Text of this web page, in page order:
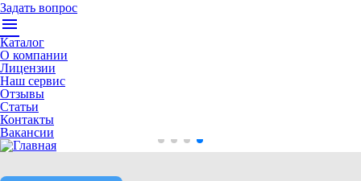
Задать вопрос
menu
Каталог
О компании
Лицензии
Наш сервис
Отзывы
Статьи
Контакты
Вакансии